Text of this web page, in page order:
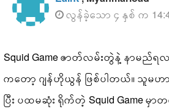
လွန်ခဲ့သော ၄ နှစ် က
Squid Game ဇာတ်လမ်းတွဲနဲ့ နာမည်ရ
ကတော့ ဂျန်ဟိုယွန် ဖြစ်ပါတယ်။ သူမဟ
ပြီး ပထမဆုံး ရိုက်တဲ့ Squid Game မှ